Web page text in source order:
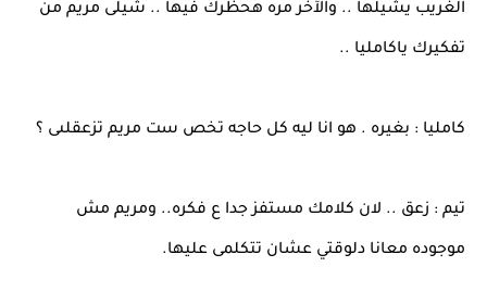
الغريب يشيلها .. والآخر مره هحظرك فيها .. شيلى مريم من
تفكيرك ياكامليا ..
كامليا : بغيره . هو انا ليه كل حاجه تخص ست مريم تزعقلىى ؟
تيم : زعق .. لان كلامك مستفز جدا ع فكره.. ومريم مش
موجوده معانا دلوقتي عشان تتكلمى عليها.